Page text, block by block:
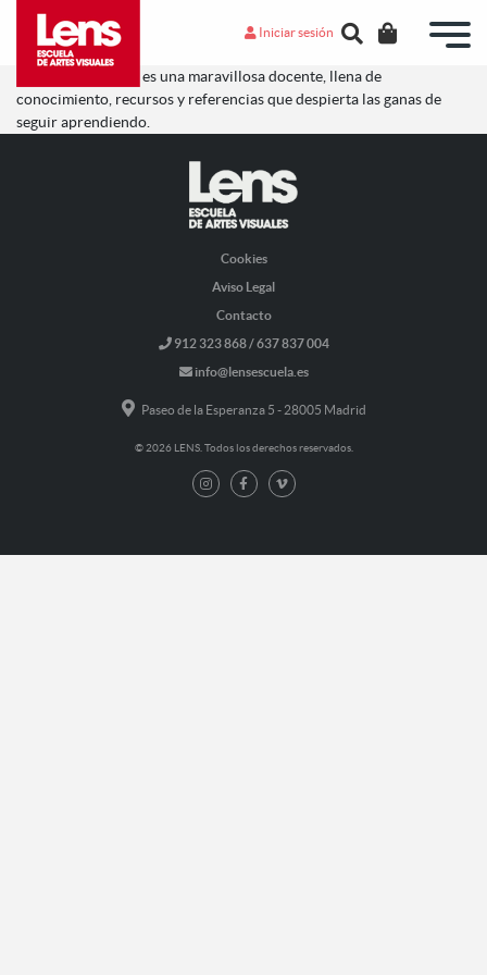
Iniciar sesión
Mireia Puigventós es una maravillosa docente, llena de
conocimiento, recursos y referencias que despierta las ganas de
seguir aprendiendo.
Cookies
Aviso Legal
Contacto
912 323 868 / 637 837 004
info@lensescuela.es
Paseo de la Esperanza 5 - 28005 Madrid
© 2026 LENS. Todos los derechos reservados.